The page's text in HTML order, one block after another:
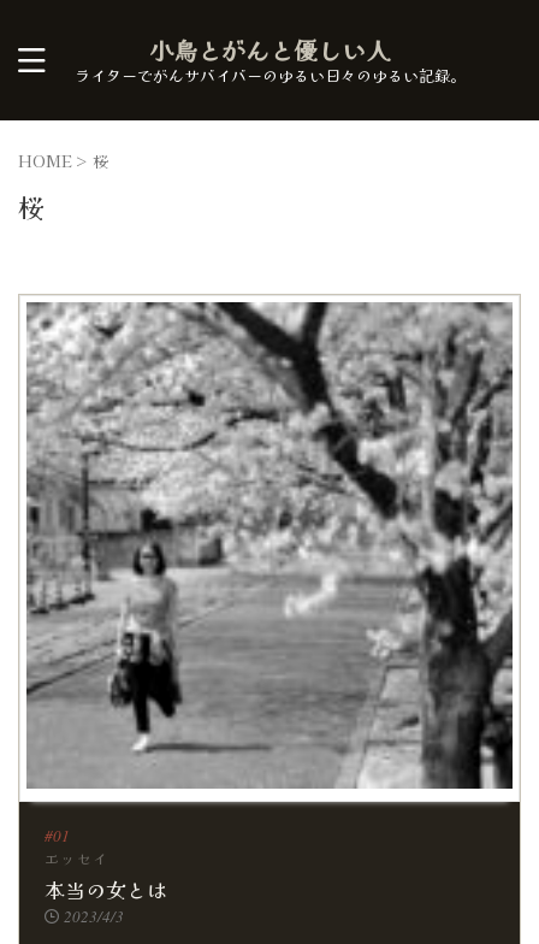
小鳥とがんと優しい人
ライターでがんサバイバーのゆるい日々のゆるい記録。
HOME > 桜
桜
エッセイ
本当の女とは
2023/4/3